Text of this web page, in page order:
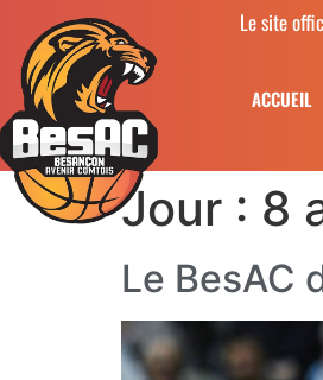
Le site
ACCUEIL
Jour : 8
Le BesAC